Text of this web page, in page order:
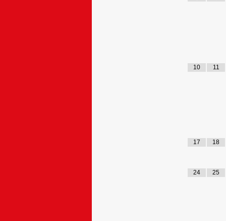
10 11
17 18
24 25